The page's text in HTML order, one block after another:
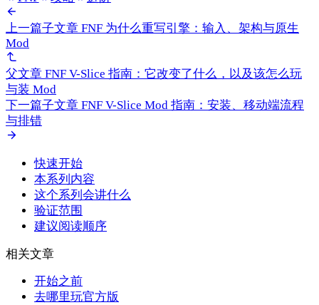
上一篇子文章 FNF 为什么重写引擎：输入、架构与原生
Mod
父文章 FNF V-Slice 指南：它改变了什么，以及该怎么玩
与装 Mod
下一篇子文章 FNF V-Slice Mod 指南：安装、移动端流程
与排错
快速开始
本系列内容
这个系列会讲什么
验证范围
建议阅读顺序
相关文章
开始之前
去哪里玩官方版